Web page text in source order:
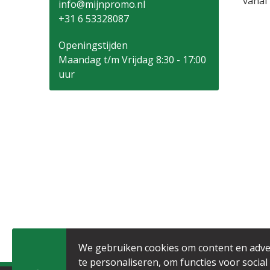
info@mijnpromo.nl
+31 6 53328087
Openingstijden
Maandag t/m Vrijdag 8:30 - 17:00
uur
We gebruiken cookies om content en
te personaliseren, om functies voor social